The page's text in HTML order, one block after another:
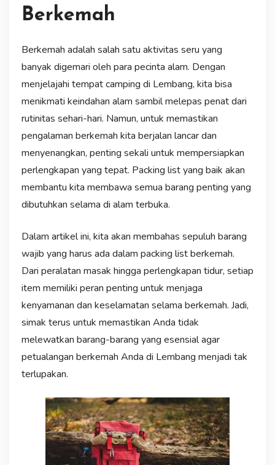
Berkemah
Berkemah adalah salah satu aktivitas seru yang
banyak digemari oleh para pecinta alam. Dengan
menjelajahi tempat camping di Lembang, kita bisa
menikmati keindahan alam sambil melepas penat dari
rutinitas sehari-hari. Namun, untuk memastikan
pengalaman berkemah kita berjalan lancar dan
menyenangkan, penting sekali untuk mempersiapkan
perlengkapan yang tepat. Packing list yang baik akan
membantu kita membawa semua barang penting yang
dibutuhkan selama di alam terbuka.
Dalam artikel ini, kita akan membahas sepuluh barang
wajib yang harus ada dalam packing list berkemah.
Dari peralatan masak hingga perlengkapan tidur, setiap
item memiliki peran penting untuk menjaga
kenyamanan dan keselamatan selama berkemah. Jadi,
simak terus untuk memastikan Anda tidak
melewatkan barang-barang yang esensial agar
petualangan berkemah Anda di Lembang menjadi tak
terlupakan.